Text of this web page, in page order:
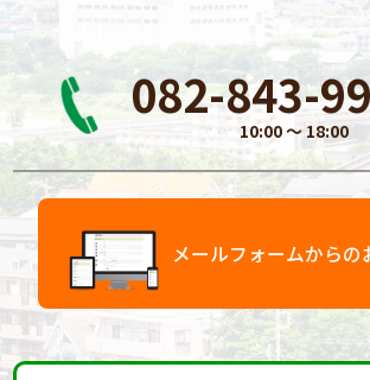
082-843-
10:00 〜 18:00
メールフォームからの